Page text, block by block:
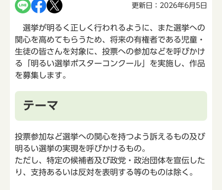
更新日：2026年6月5日
選挙が明るく正しく行われるように、また選挙への
関心を高めてもらうため、将来の有権者である児童・
生徒の皆さんを対象に、投票への参加などを呼びかけ
る「明るい選挙ポスターコンクール」を実施し、作品
を募集します。
テーマ
投票参加など選挙への関心を持つよう訴えるもの及び
明るい選挙の実現を呼びかけるもの。
ただし、特定の候補者及び政党・政治団体を宣伝した
り、支持あるいは反対を表明する等のものは除く。